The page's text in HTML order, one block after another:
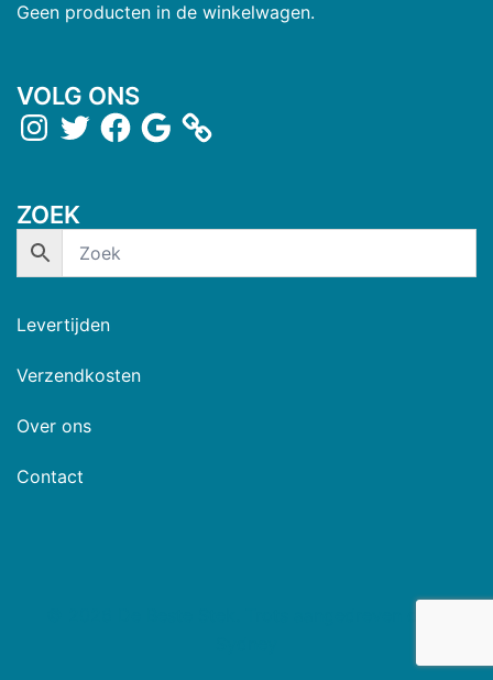
Geen producten in de winkelwagen.
VOLG ONS
ZOEK
Levertijden
Verzendkosten
Over ons
Contact